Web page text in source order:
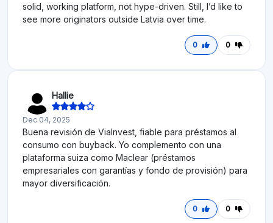
solid, working platform, not hype-driven. Still, I’d like to
see more originators outside Latvia over time.
0 0
Hallie
Dec 04, 2025
Buena revisión de ViaInvest, fiable para préstamos al
consumo con buyback. Yo complemento con una
plataforma suiza como Maclear (préstamos
empresariales con garantías y fondo de provisión) para
mayor diversificación.
0 0